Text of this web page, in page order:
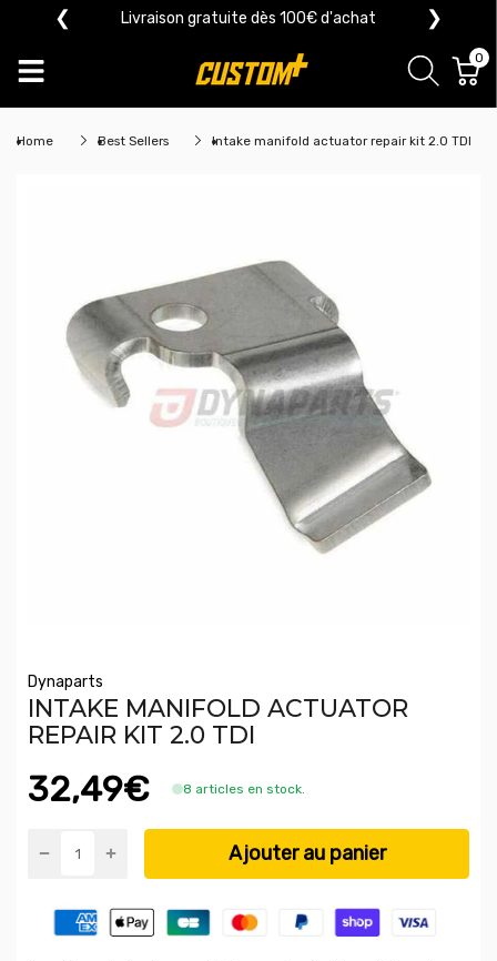
❮ Livraison gratuite dès 100€ d'achat ❯
0
Home Best Sellers Intake manifold actuator repair kit 2.0 TDI
Dynaparts
INTAKE MANIFOLD ACTUATOR
REPAIR KIT 2.0 TDI
32,49€ 8 articles en stock.
Ajouter au panier